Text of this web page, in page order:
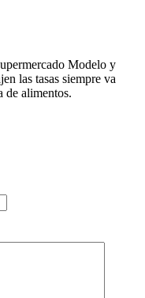
Modelo y
las tasas siempre va
de alimentos.